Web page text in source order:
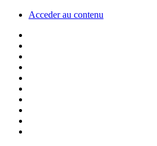
Acceder au contenu